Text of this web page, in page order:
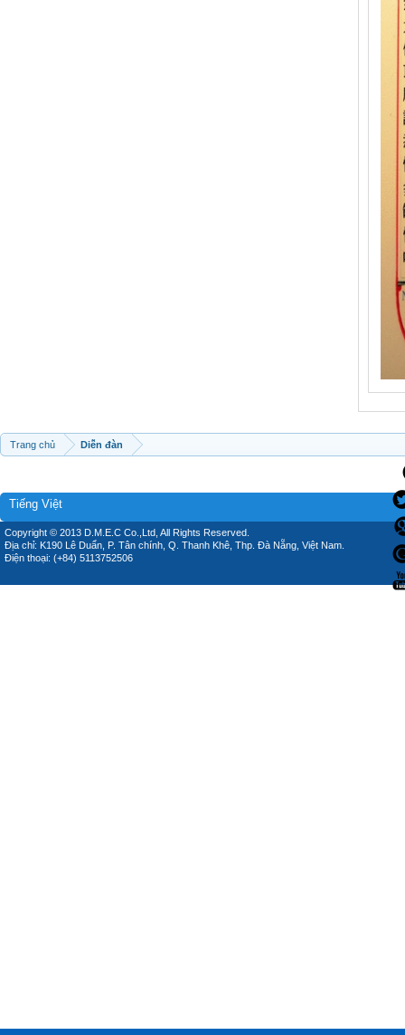
Trang chủ Diễn đàn
Tiếng Việt
Copyright © 2013 D.M.E.C Co.,Ltd, All Rights Reserved.
Địa chỉ: K190 Lê Duẩn, P. Tân chính, Q. Thanh Khê, Thp. Đà Nẵng, Việt Nam.
Điện thoại: (+84) 5113752506